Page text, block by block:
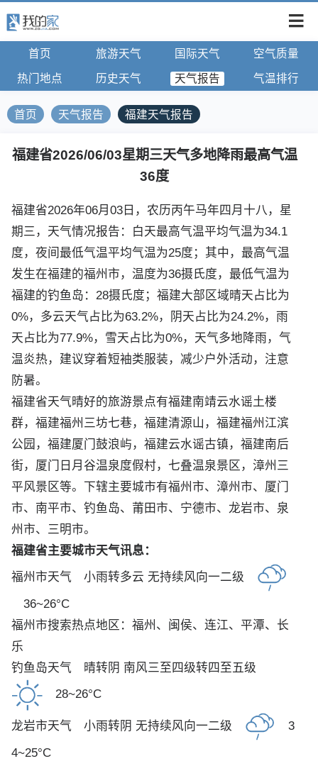
首页 旅游天气 国际天气 空气质量
热门地点 历史天气 天气报告 气温排行
首页 天气报告 福建天气报告
福建省2026/06/03星期三天气多地降雨最高气温
36度
福建省2026年06月03日，农历丙午马年四月十八，星
期三，天气情况报告：白天最高气温平均气温为34.1
度，夜间最低气温平均气温为25度；其中，最高气温
发生在福建的福州市，温度为36摄氏度，最低气温为
福建的钓鱼岛：28摄氏度；福建大部区域晴天占比为
0%，多云天气占比为63.2%，阴天占比为24.2%，雨
天占比为77.9%，雪天占比为0%，天气多地降雨，气
温炎热，建议穿着短袖类服装，减少户外活动，注意
防暑。
福建省天气晴好的旅游景点有福建南靖云水谣土楼
群，福建福州三坊七巷，福建清源山，福建福州江滨
公园，福建厦门鼓浪屿，福建云水谣古镇，福建南后
街，厦门日月谷温泉度假村，七叠温泉景区，漳州三
平风景区等。下辖主要城市有福州市、漳州市、厦门
市、南平市、钓鱼岛、莆田市、宁德市、龙岩市、泉
州市、三明市。
福建省主要城市天气讯息：
福州市天气 小雨转多云 无持续风向一二级
36~26°C
福州市搜索热点地区： 福州 、 闽侯、 连江、 平潭、 长
乐
钓鱼岛天气 晴转阴 南风三至四级转四至五级
28~26°C
龙岩市天气 小雨转阴 无持续风向一二级 3
4~25°C